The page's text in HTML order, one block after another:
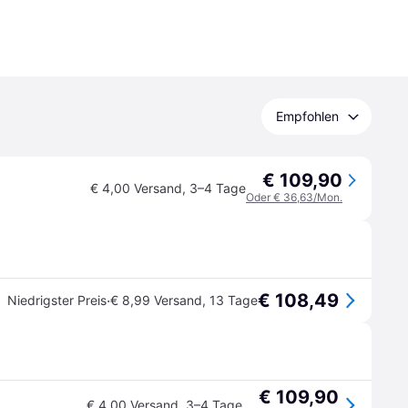
Empfohlen
€ 4,00 Versand, 3–4 Tage € 109,90
Oder € 36,63/Mon.
Niedrigster Preis·€ 8,99 Versand, 13 Tage€ 108,49
€ 4,00 Versand, 3–4 Tage € 109,90